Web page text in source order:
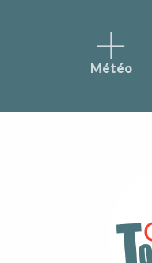
Météo